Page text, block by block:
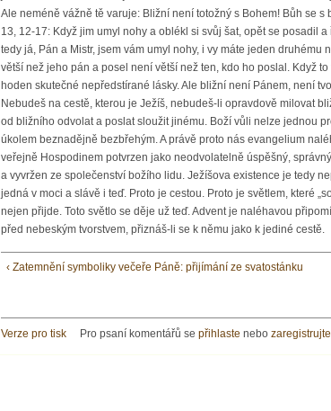
‹ Zatemnění symboliky večeře Páně: přijímání ze svatostánku
Verze pro tisk Pro psaní komentářů sepřihlaste nebozaregistrujte